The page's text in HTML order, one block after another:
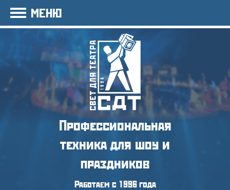
Профессиональная
техника для шоу и
праздников
Работаем с 1996 года
МЕНЮ